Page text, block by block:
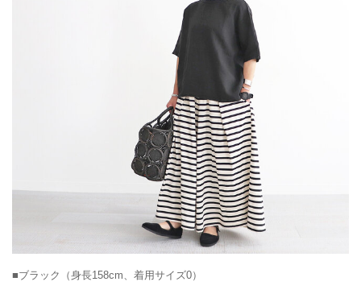
■ブラック（身長158cm、着用サイズ0）